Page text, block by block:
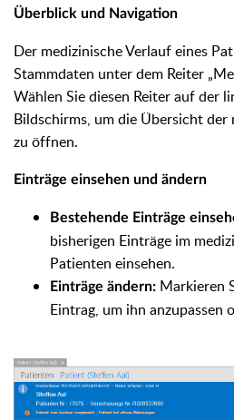
Überblick und Navigation
Der medizinische Verlauf eines
Stammdaten unter dem Reiter
Wählen Sie diesen Reiter auf der
Bildschirms, um die Übersicht der
zu öffnen.
Einträge einsehen und ändern
Bestehende Einträge
bisherigen Einträge im
Patienten einsehen.
Einträge ändern: Markieren
Eintrag, um ihn anzupassen